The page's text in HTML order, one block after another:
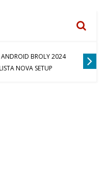
ANDROID BROLY 2024
NOVA SETUP